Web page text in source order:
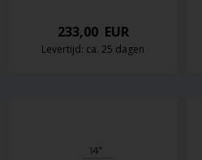
233,00EUR
Levertijd: ca. 25 dagen